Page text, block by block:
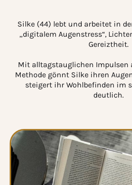
Silke (44) lebt und arbeitet in
„digitalem Augenstress“,
Gereiztheit.
Mit alltagstauglichen Impulsen
Methode gönnt Silke ihren
steigert ihr Wohlbefinden im
deutlich.